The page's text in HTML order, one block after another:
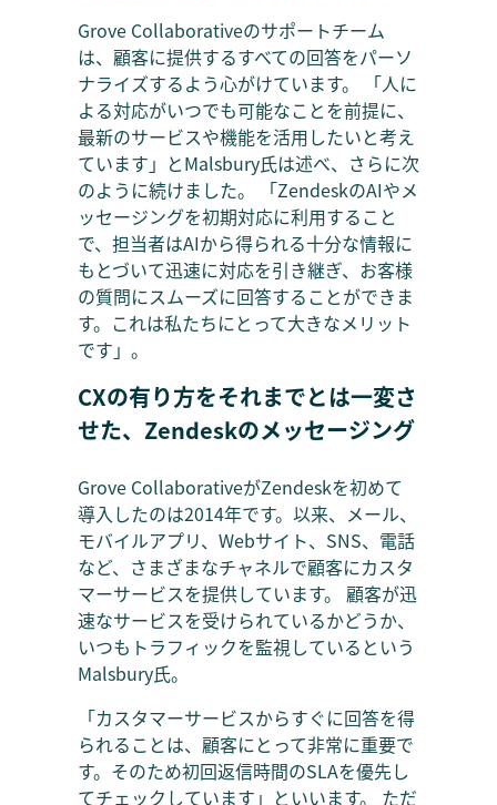
Grove Collaborativeのサポートチーム
は、顧客に提供するすべての回答をパーソ
ナライズするよう心がけています。 「人に
よる対応がいつでも可能なことを前提に、
最新のサービスや機能を活用したいと考え
ています」とMalsbury氏は述べ、さらに次
のように続けました。 「ZendeskのAIやメ
ッセージングを初期対応に利用すること
で、担当者はAIから得られる十分な情報に
もとづいて迅速に対応を引き継ぎ、お客様
の質問にスムーズに回答することができま
す。これは私たちにとって大きなメリット
です」。
CXの有り方をそれまでとは一変さ
せた、Zendeskのメッセージング
Grove CollaborativeがZendeskを初めて
導入したのは2014年です。以来、メール、
モバイルアプリ、Webサイト、SNS、電話
など、さまざまなチャネルで顧客にカスタ
マーサービスを提供しています。 顧客が迅
速なサービスを受けられているかどうか、
いつもトラフィックを監視しているという
Malsbury氏。
「カスタマーサービスからすぐに回答を得
られることは、顧客にとって非常に重要で
す。そのため初回返信時間のSLAを優先し
てチェックしています」といいます。 ただ